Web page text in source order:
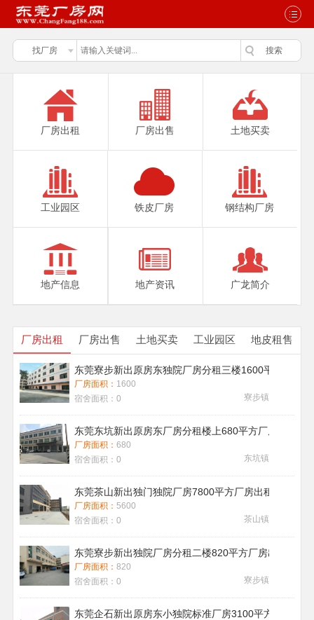
厂房出租 厂房出售 土地买卖
工业园区 铁皮厂房 钢结构厂房
地产信息 地产资讯 广龙简介
厂房出租 厂房出售 土地买卖 工业园区 地皮租售
东莞寮步新出原房东独院厂房分租三楼1600平方带地
厂房面积： 1600
宿舍面积： 0 寮步镇
东莞东坑新出原房东厂房分租楼上680平方厂房出租现
厂房面积： 680
宿舍面积： 0 东坑镇
东莞茶山新出独门独院厂房7800平方厂房出租带喷淋
厂房面积： 5600
宿舍面积： 0 茶山镇
东莞寮步新出独院厂房分租二楼820平方厂房出租
厂房面积： 820
宿舍面积： 0 寮步镇
东莞企石新出原房东小独院标准厂房3100平方厂房出租